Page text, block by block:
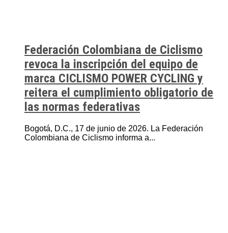
Federación Colombiana de Ciclismo
revoca la inscripción del equipo de
marca CICLISMO POWER CYCLING y
reitera el cumplimiento obligatorio de
las normas federativas
Bogotá, D.C., 17 de junio de 2026. La Federación
Colombiana de Ciclismo informa a...